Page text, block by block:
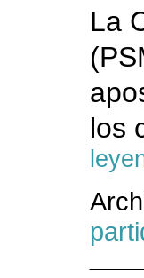
La
los